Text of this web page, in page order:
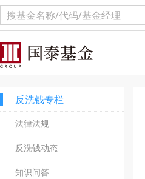
反洗钱专栏
法律法规
反洗钱动态
知识问答